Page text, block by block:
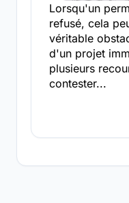
Lorsqu'un
refusé, cela
véritable
d'un projet
plusieurs
contester...